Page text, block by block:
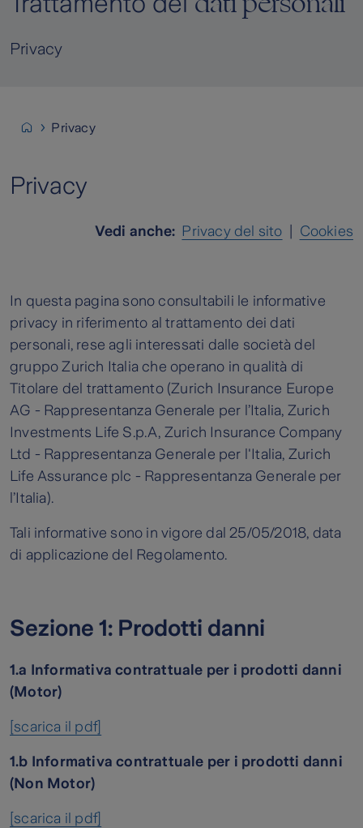
Privacy
Privacy
Privacy
Vedi anche: Privacy del sito Cookies
In questa pagina sono consultabili le informative
privacy in riferimento al trattamento dei dati
personali, rese agli interessati dalle società del
gruppo Zurich Italia che operano in qualità di
Titolare del trattamento (Zurich Insurance Europe
AG - Rappresentanza Generale per l’Italia, Zurich
Investments Life S.p.A, Zurich Insurance Company
Ltd - Rappresentanza Generale per l'Italia, Zurich
Life Assurance plc - Rappresentanza Generale per
l’Italia).
Tali informative sono in vigore dal 25/05/2018, data
di applicazione del Regolamento.
Sezione 1: Prodotti danni
1.a Informativa contrattuale per i prodotti danni
(Motor)
[scarica il pdf]
1.b Informativa contrattuale per i prodotti danni
(Non Motor)
[scarica il pdf]